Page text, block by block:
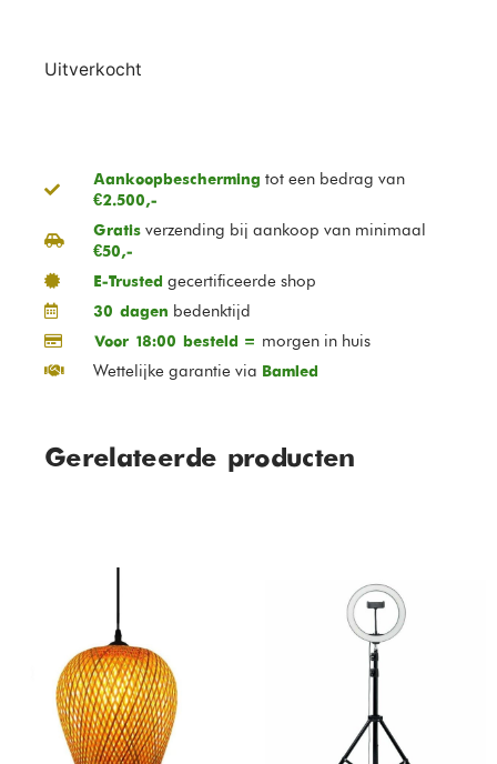
Uitverkocht
Aankoopbescherming tot een bedrag van
€2.500,-
Gratisverzending bij aankoop van minimaal
€50,-
E-Trusted gecertificeerde shop
30 dagen bedenktijd
Voor 18:00 besteld = morgen in huis
Wettelijke garantie via Bamled
Gerelateerde producten